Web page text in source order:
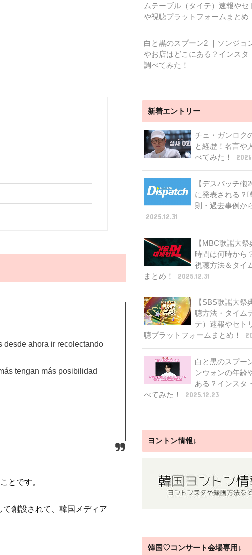
desde ahora ir recolectando
tengan más posibilidad
とです。
て創設されて、韓国メディア
ムテーブル（タイテ）速報やセ
や視聴プラットフォームまとめ
白と黒のスプーン2 ｜ソンジョ
やお店はどこにある？インスタ
調べてみた！
新着エントリー
チェ・ガンロク
と経歴！名言や
べてみた！
【デスパッチ砲
に発表される？
則・過去事例か
2025.12.31
【MBC歌謡大
時間は何時から
視聴方法＆タイ
まとめ！
2025.12.31
【SBS歌謡大祭
聴方法・タイム
テ）速報やセト
聴プラットフォームまとめ！
白と黒のスプー
ンウォンの年齢
ある？インスタ
べてみた！
2025.12.23
ヨントン情報↓
韓国♡コンサート会場専用↓